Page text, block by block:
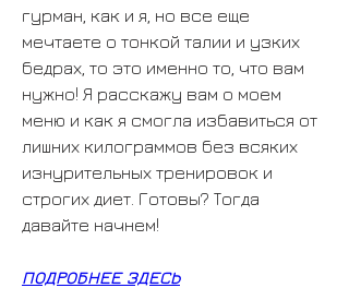
гурман, как и я, но все еще
мечтаете о тонкой талии и узких
бедрах, то это именно то, что вам
нужно! Я расскажу вам о моем
меню и как я смогла избавиться от
лишних килограммов без всяких
изнурительных тренировок и
строгих диет. Готовы? Тогда
давайте начнем!
ПОДРОБНЕЕ ЗДЕСЬ